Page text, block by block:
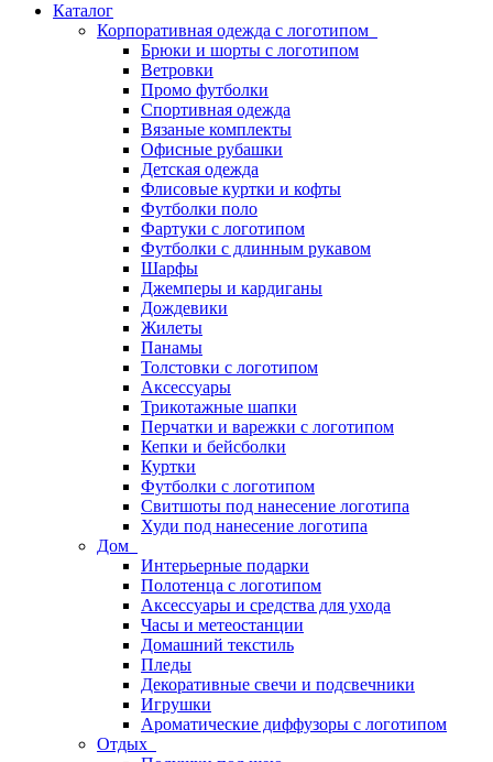
Каталог
Корпоративная одежда с логотипом
Брюки и шорты с логотипом
Ветровки
Промо футболки
Спортивная одежда
Вязаные комплекты
Офисные рубашки
Детская одежда
Флисовые куртки и кофты
Футболки поло
Фартуки с логотипом
Футболки с длинным рукавом
Шарфы
Джемперы и кардиганы
Дождевики
Жилеты
Панамы
Толстовки с логотипом
Аксессуары
Трикотажные шапки
Перчатки и варежки с логотипом
Кепки и бейсболки
Куртки
Футболки с логотипом
Свитшоты под нанесение логотипа
Худи под нанесение логотипа
Дом
Интерьерные подарки
Полотенца с логотипом
Аксессуары и средства для ухода
Часы и метеостанции
Домашний текстиль
Пледы
Декоративные свечи и подсвечники
Игрушки
Ароматические диффузоры с логотипом
Отдых